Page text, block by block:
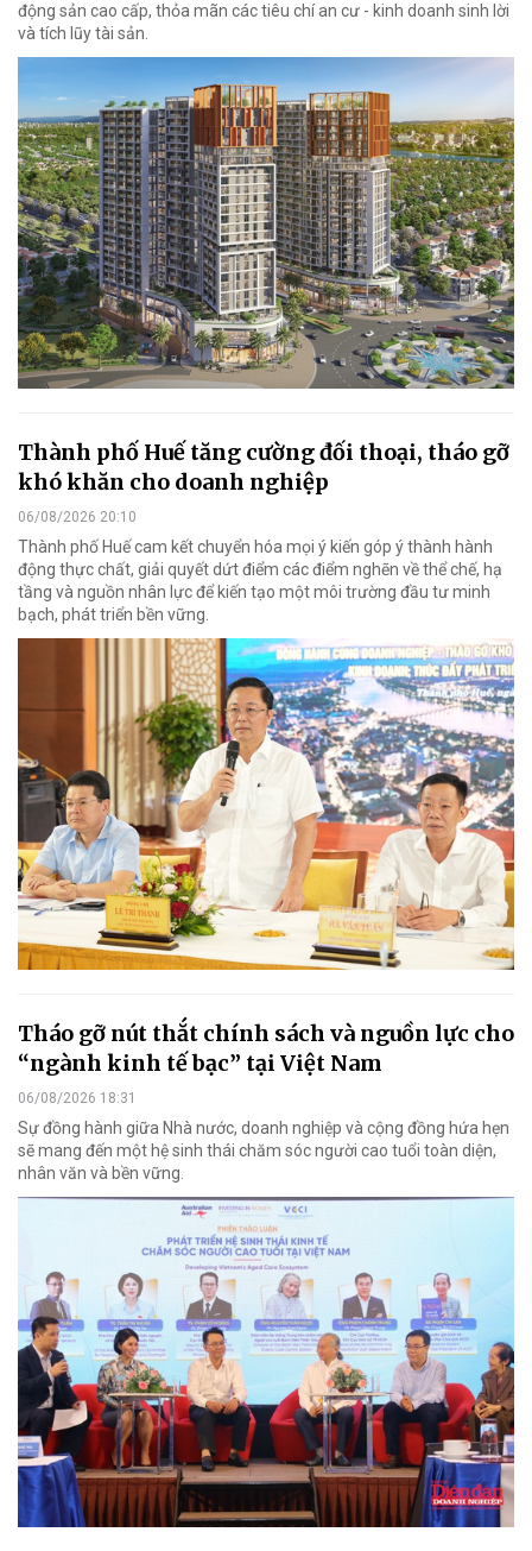
động sản cao cấp, thỏa mãn các tiêu chí an cư - kinh doanh sinh lời
và tích lũy tài sản.
Thành phố Huế tăng cường đối thoại, tháo gỡ
khó khăn cho doanh nghiệp
06/08/2026 20:10
Thành phố Huế cam kết chuyển hóa mọi ý kiến góp ý thành hành
động thực chất, giải quyết dứt điểm các điểm nghẽn về thể chế, hạ
tầng và nguồn nhân lực để kiến tạo một môi trường đầu tư minh
bạch, phát triển bền vững.
Tháo gỡ nút thắt chính sách và nguồn lực cho
“ngành kinh tế bạc” tại Việt Nam
06/08/2026 18:31
Sự đồng hành giữa Nhà nước, doanh nghiệp và cộng đồng hứa hẹn
sẽ mang đến một hệ sinh thái chăm sóc người cao tuổi toàn diện,
nhân văn và bền vững.